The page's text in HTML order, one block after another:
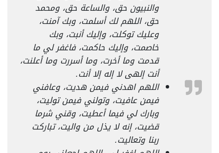
والنبيون حق، والساعة حق، ومحمد
حق، اللهم لك أسلمت، وبك آمنت،
وعليك توكلت، وإليك أنبت، وبك
خاصمت، وإليك حاكمت، فاغفر لي ما
قدمت وما أخرت، وما أسررت وما أعلنت،
أنت إلهى لا إله إلا أنت.
اللهم اهدني فيمن هديت، وعافني
فيمن عافيت، وتولني فيمن توليت،
وبارك لي فيما أعطيت، وقني شرما
قضيت، إنه لا يذل من واليت، تباركت
ربنا وتعاليت.